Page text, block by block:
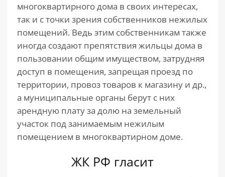
многоквартирного дома в своих интересах,
так и с точки зрения собственников нежилых
помещений. Ведь этим собственникам также
иногда создают препятствия жильцы дома в
пользовании общим имуществом, затрудняя
доступ в помещения, запрещая проезд по
территории, провоз товаров к магазину и др.,
а муниципальные органы берут с них
арендную плату за долю на земельный
участок под занимаемым нежилым
помещением в многоквартирном доме.
ЖК РФ гласит